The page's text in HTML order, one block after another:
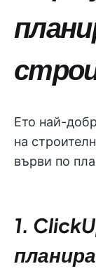
Ето най-
на
върви по
1.